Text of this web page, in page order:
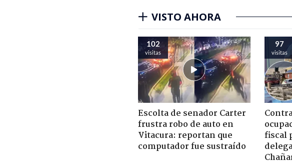
VISTO AHORA
102
visitas
Escolta de senador Carter
frustra robo de auto en
Vitacura: reportan que
computador fue sustraído
97
visitas
fiscal